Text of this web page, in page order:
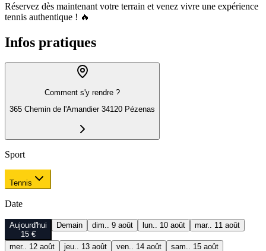
Réservez dès maintenant votre terrain et venez vivre une expérience
tennis authentique ! 🔥
Infos pratiques
Comment s'y rendre ?
365 Chemin de l'Amandier 34120 Pézenas
Sport
Tennis
Date
Aujourd'hui
15 €
Demain dim.. 9 août lun.. 10 août mar.. 11 août
mer.. 12 août jeu.. 13 août ven.. 14 août sam.. 15 août